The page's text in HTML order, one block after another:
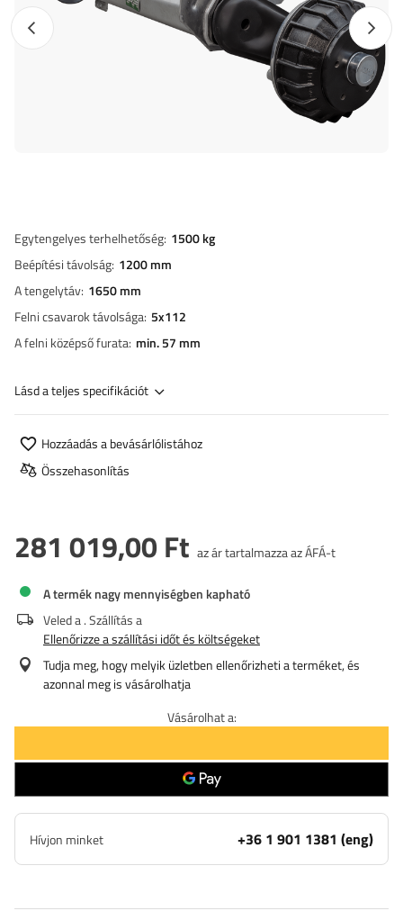
Előző fotó
Egytengelyes terhelhetőség 1500 kg
Beépítési távolság 1200 mm
A tengelytáv 1650 mm
Felni csavarok távolsága 5x112
A felni középső furata min. 57 mm
Lásd a teljes specifikációt
Hozzáadás a bevásárlólistához
Összehasonlítás
281 019,00 Ft az ár tartalmazza az ÁFÁ-t
A termék nagy mennyiségben kapható
Veled a. Szállítás a
Ellenőrizze a szállítási időt és költségeket
Tudja meg, hogy melyik üzletben ellenőrizheti a terméket, és
azonnal meg is vásárolhatja
Vásárolhat a:
Hívjon minket +36 1 901 1381 (eng)